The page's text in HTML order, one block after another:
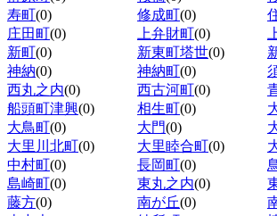
寿町(0) 修成町(0)
庄田町(0) 上弁財町(0)
新町(0) 新東町塔世(0)
神納(0) 神納町(0)
西丸之内(0) 西古河町(0)
船頭町津興(0) 相生町(0)
大鳥町(0) 大門(0)
大里川北町(0) 大里睦合町(0)
中村町(0) 長岡町(0)
島崎町(0) 東丸之内(0)
藤方(0) 南が丘(0)